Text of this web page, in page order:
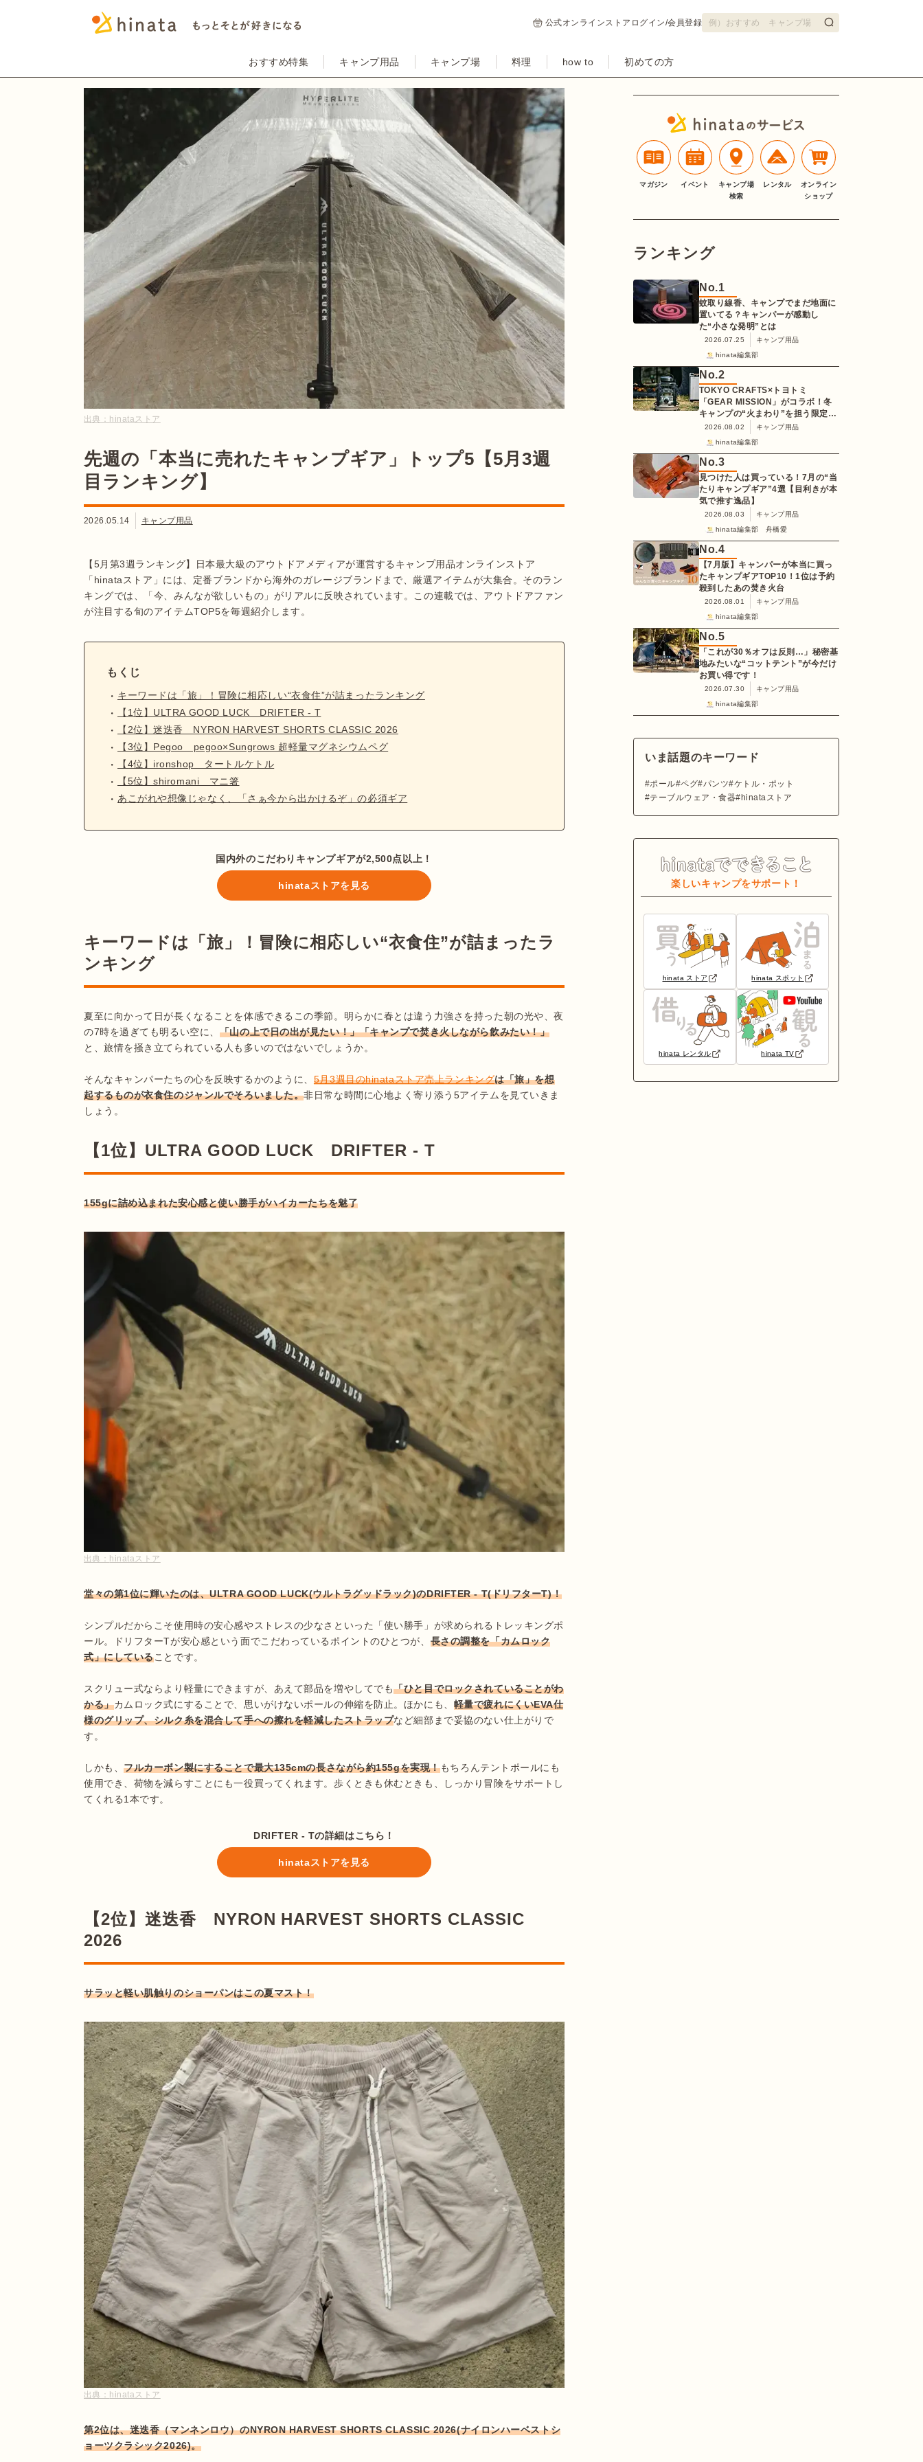
公式オンラインストア ログイン/会員登録
おすすめ特集 キャンプ用品 キャンプ場 料理 how to 初めての方
出典： hinataストア
先週の「本当に売れたキャンプギア」トップ5【5月3週
目ランキング】
2026.05.14 キャンプ用品
【5月第3週ランキング】日本最大級のアウトドアメディアが運営するキャンプ用品オンラインストア
「hinataストア」には、定番ブランドから海外のガレージブランドまで、厳選アイテムが大集合。そのラン
キングでは、「今、みんなが欲しいもの」がリアルに反映されています。この連載では、アウトドアファン
が注目する旬のアイテムTOP5を毎週紹介します。
もくじ
キーワードは「旅」！冒険に相応しい“衣食住”が詰まったランキング
【1位】ULTRA GOOD LUCK DRIFTER - T
【2位】迷迭香 NYRON HARVEST SHORTS CLASSIC 2026
【3位】Pegoo pegoo×Sungrows 超軽量マグネシウムペグ
【4位】ironshop タートルケトル
【5位】shiromani マニ箸
あこがれや想像じゃなく、「さぁ今から出かけるぞ」の必須ギア
国内外のこだわりキャンプギアが2,500点以上！
hinataストアを見る
キーワードは「旅」！冒険に相応しい“衣食住”が詰まったラ
ンキング
夏至に向かって日が長くなることを体感できるこの季節。明らかに春とは違う力強さを持った朝の光や、夜
の7時を過ぎても明るい空に、 「山の上で日の出が見たい！」「キャンプで焚き火しながら飲みたい！」
と、旅情を掻き立てられている人も多いのではないでしょうか。
そんなキャンパーたちの心を反映するかのように、 5月3週目のhinataストア売上ランキングは「旅」を想
起するものが衣食住のジャンルでそろいました。非日常な時間に心地よく寄り添う5アイテムを見ていきま
しょう。
【1位】ULTRA GOOD LUCK DRIFTER - T
155gに詰め込まれた安心感と使い勝手がハイカーたちを魅了
出典： hinataストア
堂々の第1位に輝いたのは、ULTRA GOOD LUCK(ウルトラグッドラック)のDRIFTER - T(ドリフターT)！
シンプルだからこそ使用時の安心感やストレスの少なさといった「使い勝手」が求められるトレッキングポ
ール。ドリフターTが安心感という面でこだわっているポイントのひとつが、 長さの調整を「カムロック
式」にしていることです。
スクリュー式ならより軽量にできますが、あえて部品を増やしてでも「ひと目でロックされていることがわ
かる」カムロック式にすることで、思いがけないポールの伸縮を防止。ほかにも、 軽量で疲れにくいEVA仕
様のグリップ、シルク糸を混合して手への擦れを軽減したストラップなど細部まで妥協のない仕上がりで
す。
しかも、フルカーボン製にすることで最大135cmの長さながら約155gを実現！もちろんテントポールにも
使用でき、荷物を減らすことにも一役買ってくれます。歩くときも休むときも、しっかり冒険をサポートし
DRIFTER - Tの詳細はこちら！
hinataストアを見る
【2位】迷迭香 NYRON HARVEST SHORTS CLASSIC
2026
サラッと軽い肌触りのショーパンはこの夏マスト！
出典： hinataストア
第2位は、迷迭香（マンネンロウ）のNYRON HARVEST SHORTS CLASSIC 2026(ナイロンハーベストシ
ョーツクラシック2026)。
マガジン イベント
キャンプ場
検索
レンタル
オンライン
ショップ
ランキング
No.1
蚊取り線香、キャンプでまだ地面に
置いてる？キャンパーが感動し
た“小さな発明”とは
2026.07.25
キャンプ用品
hinata編集部
No.2
TOKYO CRAFTS×トヨトミ
「GEAR MISSION」がコラボ！冬
キャンプの“火まわり”を担う限定
K3クッキングストーブが登場
2026.08.02
キャンプ用品
hinata編集部
No.3
見つけた人は買っている！7月の“当
たりキャンプギア”4選【目利きが本
気で推す逸品】
2026.08.03
キャンプ用品
hinata編集部 舟橋愛
No.4
【7月版】キャンパーが本当に買っ
たキャンプギアTOP10！1位は予約
殺到したあの焚き火台
2026.08.01
キャンプ用品
hinata編集部
No.5
「これが30％オフは反則…」秘密基
地みたいな“コットテント”が今だけ
お買い得です！
2026.07.30
キャンプ用品
hinata編集部
いま話題のキーワード
ポール ペグ パンツ ケトル・ポット
テーブルウェア・食器
hinataストア
楽しいキャンプをサポート！
hinata ストア hinata スポット
hinata レンタル hinata TV